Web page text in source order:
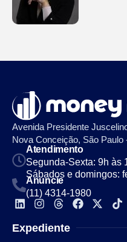
Avenida Presidente
Nova Conceição, São Paulo
Atendimento
Segunda-Sexta: 9h às
Sábados e domingos:
Anuncie
(11) 4314-1980
Expediente